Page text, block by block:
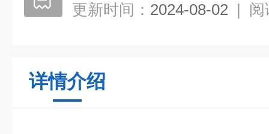
更新时间： 2024-08-02 | 阅
详情介绍